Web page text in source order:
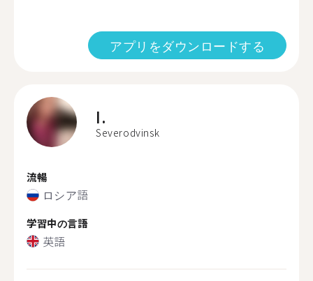
アプリをダウンロードする
I.
Severodvinsk
流暢
ロシア語
学習中の言語
英語